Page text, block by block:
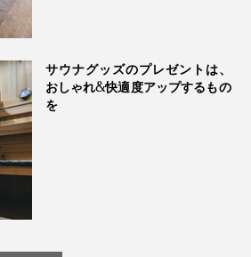
サウナグッズのプレゼントは、
おしゃれ&快適度アップするもの
を